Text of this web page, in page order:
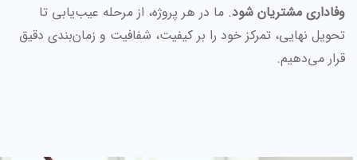
وفاداری مشتریان شود. ما در هر پروژه، از مرحله عیب‌یابی تا
تحویل نهایی، تمرکز خود را بر کیفیت، شفافیت و زمان‌بندی دقیق
قرار می‌دهیم.